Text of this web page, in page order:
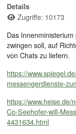
Details
Zugriffe: 10173
Das
zwingen soll, auf
von Chats zu liefern.
https://
messengerdienste-
https://www.heise.de/
Co-Seehofer-will-
4431634.html